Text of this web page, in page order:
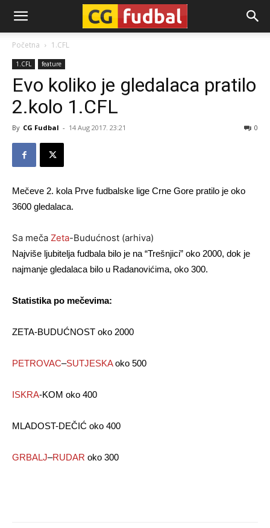
CG-
Fudbal
Početna 1.CFL
1.CFL feature
Evo koliko je gledalaca pratilo
2.kolo 1.CFL
By CG Fudbal - 14 Aug 2017. 23:21 0
Mečeve 2. kola Prve fudbalske lige Crne Gore pratilo je oko
3600 gledalaca.
Sa meča Zeta-Budućnost (arhiva)
Najviše ljubitelja fudbala bilo je na “Trešnjici” oko 2000, dok je
najmanje gledalaca bilo u Radanovićima, oko 300.
Statistika po mečevima:
ZETA-BUDUĆNOST oko 2000
PETROVAC–SUTJESKAoko 500
ISKRA-KOM oko 400
MLADOST-DEČIĆ oko 400
GRBALJ–RUDAR oko 300